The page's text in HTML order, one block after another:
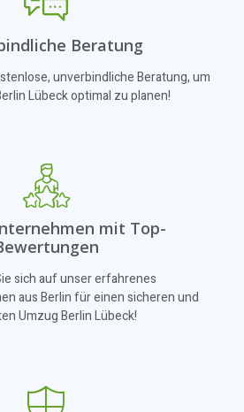
Beratung
unverbindliche Beratung, um
Lübeck optimal zu planen!
mit Top-
sich auf unser erfahrenes
aus Berlin für einen sicheren und
Umzug Berlin Lübeck!